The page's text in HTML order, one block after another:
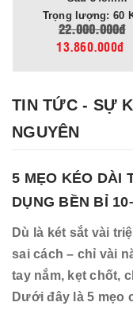
58.500.000đ
38.000.000đ
TIN TỨC - SỰ
NGUYÊN
5 MẸO KÉO DÀI
DỤNG BỀN BỈ
Dù là két sắt vài
sai cách – chỉ vài
tay nắm, kẹt chốt,
Dưới đây là 5 mẹo